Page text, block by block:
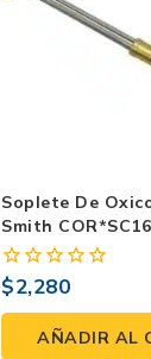
Soplete De
Smith
Rendimiento
0
fuera
5
$2,280
AÑADIR AL